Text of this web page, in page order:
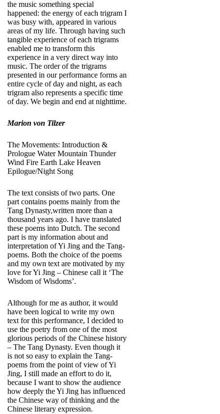
the music something special
happened: the energy of each trigram I
was busy with, appeared in various
areas of my life. Through having such
tangible experience of each trigrams
enabled me to transform this
experience in a very direct way into
music. The order of the trigrams
presented in our performance forms an
entire cycle of day and night, as each
trigram also represents a specific time
of day. We begin and end at nighttime.
Marion von Tilzer
The Movements: Introduction &
Prologue Water Mountain Thunder
Wind Fire Earth Lake Heaven
Epilogue/Night Song
The text consists of two parts. One
part contains poems mainly from the
Tang Dynasty,written more than a
thousand years ago. I have translated
these poems into Dutch. The second
part is my information about and
interpretation of Yi Jing and the Tang-
poems. Both the choice of the poems
and my own text are motivated by my
love for Yi Jing – Chinese call it ‘The
Wisdom of Wisdoms’.
Although for me as author, it would
have been logical to write my own
text for this performance, I decided to
use the poetry from one of the most
glorious periods of the Chinese history
– The Tang Dynasty. Even though it
is not so easy to explain the Tang-
poems from the point of view of Yi
Jing, I still made an effort to do it,
because I want to show the audience
how deeply the Yi Jing has influenced
the Chinese way of thinking and the
Chinese literary expression.